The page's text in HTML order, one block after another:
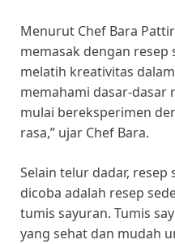
Menurut Chef Bara
memasak dengan
melatih kreativitas
memahami dasar-dasar
mulai bereksperimen
rasa,” ujar Chef Bara.
Selain telur dadar, resep
dicoba adalah resep
tumis sayuran. Tumis
yang sehat dan mudah